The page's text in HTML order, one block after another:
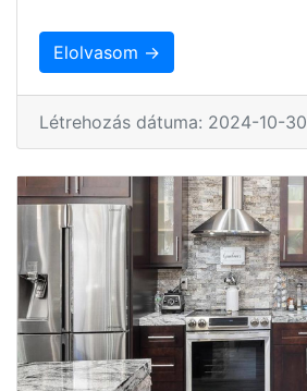
Elolvasom →
Létrehozás dátuma: 2024-10-30